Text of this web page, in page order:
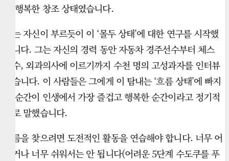
은 행복한 창조 상태였습니다.
그는 자신이 부르듯이 이 ‘몰두 상태’에 대한 연구를 시작했
습니다. 그는 자신의 경력 동안 자동차 경주선수부터 체스
선수, 외과의사에 이르기까지 수천 명의 고성과자를 인터뷰
했습니다. 이 사람들은 그에게 이 탐내는 ‘흐름 상태’에 빠지
는 순간이 인생에서 가장 즐겁고 행복한 순간이라고 정기적
으로 말했습니다.
흐름을 찾으려면 도전적인 활동을 연습해야 합니다. 너무 어
렵거나 너무 쉬워서는 안 됩니다(어려운 5단계 수도쿠를 푸